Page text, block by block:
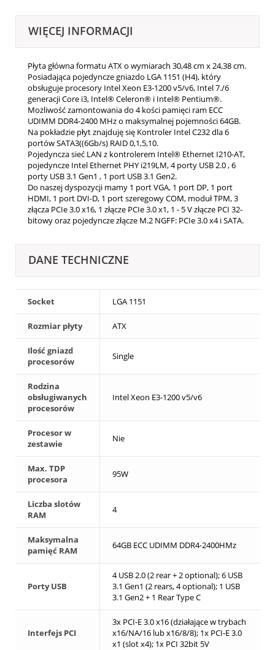
WIĘCEJ INFORMACJI
Płyta główna formatu ATX o wymiarach 30,48 cm x 24,38 cm.
Posiadająca pojedyncze gniazdo LGA 1151 (H4), który
obsługuje procesory Intel Xeon E3-1200 v5/v6, Intel 7./6
generacji Core i3, Intel® Celeron® i Intel® Pentium®.
Możliwość zamontowania do 4 kości pamięci ram ECC
UDIMM DDR4-2400 MHz o maksymalnej pojemności 64GB.
Na pokładzie płyt znajduję się Kontroler Intel C232 dla 6
portów SATA3((6Gb/s) RAID 0,1,5,10.
Pojedyncza sieć LAN z kontrolerem Intel® Ethernet I210-AT,
pojedyncze Intel Ethernet PHY i219LM, 4 porty USB 2.0 , 6
porty USB 3.1 Gen1 , 1 port USB 3.1 Gen2.
Do naszej dyspozycji mamy 1 port VGA, 1 port DP, 1 port
HDMI, 1 port DVI-D, 1 port szeregowy COM, moduł TPM, 3
złącza PCIe 3.0 x16, 1 złącze PCIe 3.0 x1, 1 - 5 V złącze PCI 32-
bitowy oraz pojedyncze złącze M.2 NGFF: PCIe 3.0 x4 i SATA.
DANE TECHNICZNE
Socket LGA 1151
Rozmiar płyty ATX
Ilość gniazd
procesorów
Single
Rodzina
obsługiwanych
procesorów
Intel Xeon E3-1200 v5/v6
Procesor w
zestawie
Nie
Max. TDP
procesora
95W
Liczba slotów
RAM
4
Maksymalna
pamięć RAM
64GB ECC UDIMM DDR4-2400HMz
Porty USB
4 USB 2.0 (2 rear + 2 optional); 6 USB
3.1 Gen1 (2 rears, 4 optional); 1 USB
3.1 Gen2 + 1 Rear Type C
Interfejs PCI
3x PCI-E 3.0 x16 (działające w trybach
x16/NA/16 lub x16/8/8); 1x PCI-E 3.0
x1 (slot x4); 1x PCI 32bit 5V